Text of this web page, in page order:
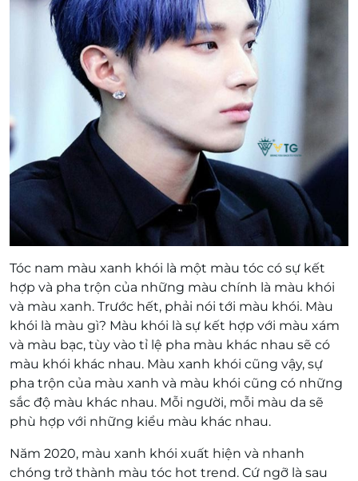
Tóc nam màu xanh khói là một màu tóc có sự kết
hợp và pha trộn của những màu chính là màu khói
và màu xanh. Trước hết, phải nói tới màu khói. Màu
khói là màu gì? Màu khói là sự kết hợp với màu xám
và màu bạc, tùy vào tỉ lệ pha màu khác nhau sẽ có
màu khói khác nhau. Màu xanh khói cũng vậy, sự
pha trộn của màu xanh và màu khói cũng có những
sắc độ màu khác nhau. Mỗi người, mỗi màu da sẽ
phù hợp với những kiểu màu khác nhau.
Năm 2020, màu xanh khói xuất hiện và nhanh
chóng trở thành màu tóc hot trend. Cứ ngỡ là sau